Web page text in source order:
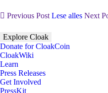
Previous Post Lese alles Next
Explore Cloak
Donate for CloakCoin
CloakWiki
Learn
Press Releases
Get Involved
PressKit